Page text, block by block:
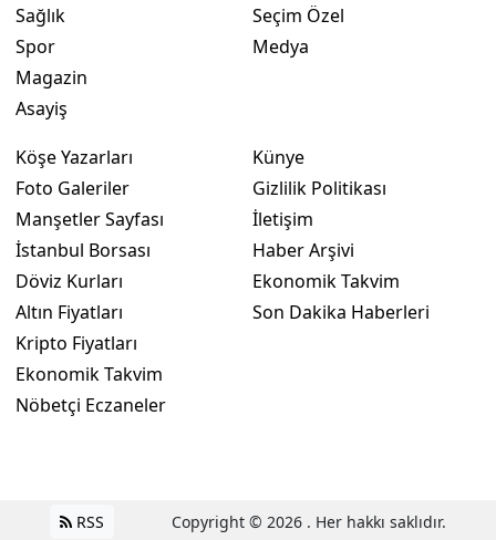
Sağlık
Spor
Magazin
Asayiş
Seçim Özel
Medya
Köşe Yazarları
Foto Galeriler
Manşetler Sayfası
İstanbul Borsası
Döviz Kurları
Altın Fiyatları
Kripto Fiyatları
Ekonomik Takvim
Nöbetçi Eczaneler
Künye
Gizlilik Politikası
İletişim
Haber Arşivi
Ekonomik Takvim
Son Dakika Haberleri
RSS Copyright © 2026 . Her hakkı saklıdır.